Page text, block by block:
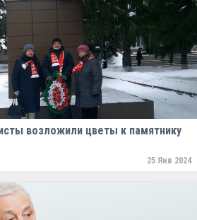
возложили цветы к памятнику
25 Янв 2024